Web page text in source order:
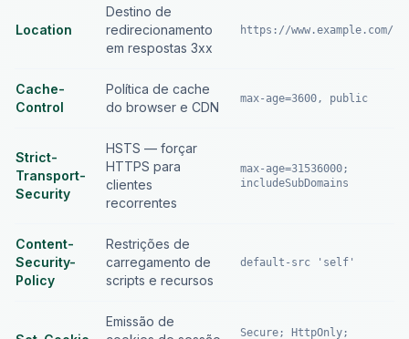
Location
Destino de
redirecionamento
em respostas 3xx
https://www.example.com/
Cache-
Control
Política de cache
do browser e CDN
max-age=3600, public
Strict-
Transport-
Security
HSTS — forçar
HTTPS para
clientes
recorrentes
max-age=31536000;
includeSubDomains
Content-
Security-
Policy
Restrições de
carregamento de
scripts e recursos
default-src 'self'
Emissão de
Secure; HttpOnly;